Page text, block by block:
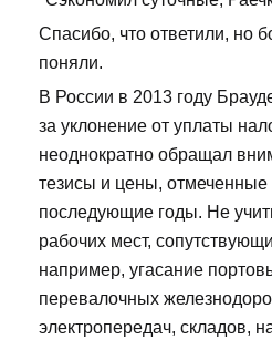
Спасибо, что ответили, но
поняли.
В России в 2013 году
за уклонение от уплаты
неоднократно обращал
тезисы и цены,
последующие годы. Не
рабочих мест,
например, угасание
перевалочных
электропередач, складов,